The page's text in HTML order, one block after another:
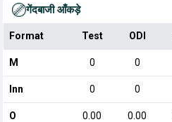
गेंदबाजी आँकड़े
Format Test ODI
M 0 0
Inn 0 0
O 0.00 0.00